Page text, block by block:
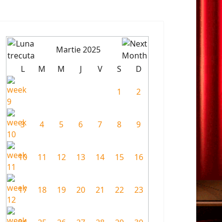
Martie 2025
L
M M J V S D
1 2
3 4 5 6 7 8 9
10 11 12 13 14 15 16
17 18 19 20 21 22 23